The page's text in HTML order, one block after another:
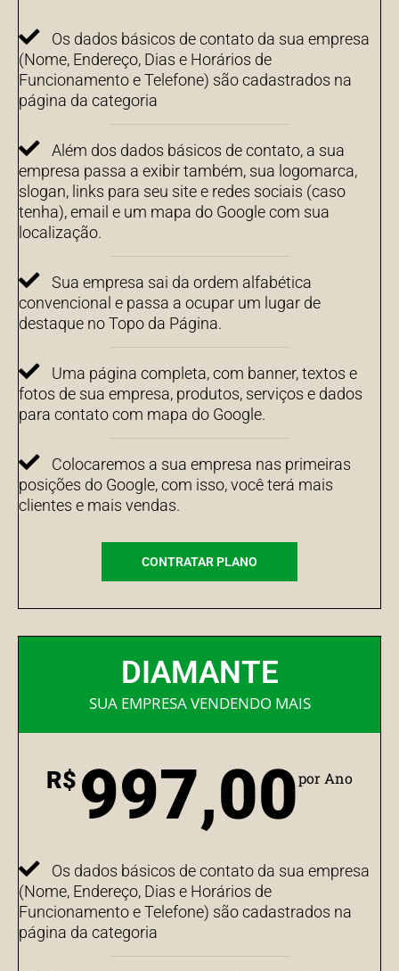
Os dados básicos de contato da sua empresa
(Nome, Endereço, Dias e Horários de
Funcionamento e Telefone) são cadastrados na
página da categoria
Além dos dados básicos de contato, a sua
empresa passa a exibir também, sua logomarca,
slogan, links para seu site e redes sociais (caso
tenha), email e um mapa do Google com sua
localização.
Sua empresa sai da ordem alfabética
convencional e passa a ocupar um lugar de
destaque no Topo da Página.
Uma página completa, com banner, textos e
fotos de sua empresa, produtos, serviços e dados
para contato com mapa do Google.
Colocaremos a sua empresa nas primeiras
posições do Google, com isso, você terá mais
clientes e mais vendas.
CONTRATAR PLANO
DIAMANTE
SUA EMPRESA VENDENDO MAIS
R$ 997,00por Ano
Os dados básicos de contato da sua empresa
(Nome, Endereço, Dias e Horários de
Funcionamento e Telefone) são cadastrados na
página da categoria